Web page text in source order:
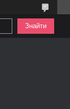
Знайти